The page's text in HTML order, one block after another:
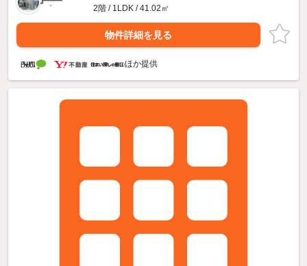
2階 / 1LDK / 41.02㎡
物件詳細を見る
ほか提供